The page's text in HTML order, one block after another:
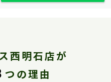
西明石店が
つの理由